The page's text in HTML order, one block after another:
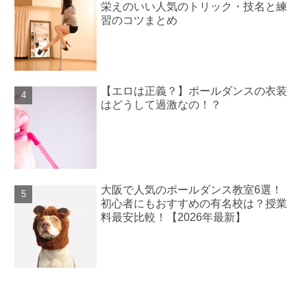
栄えのいい人気のトリック・技名と練
習のコツまとめ
【エロは正義？】ポールダンスの衣装
はどうして過激なの！？
大阪で人気のポールダンス教室6選！
初心者にもおすすめの有名校は？授業
料最安比較！【2026年最新】